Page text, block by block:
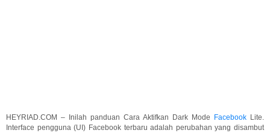
HEYRIAD.COM – Inilah panduan Cara Aktifkan Dark Mode Facebook Lite.
Interface pengguna (UI) Facebook terbaru adalah perubahan yang disambut